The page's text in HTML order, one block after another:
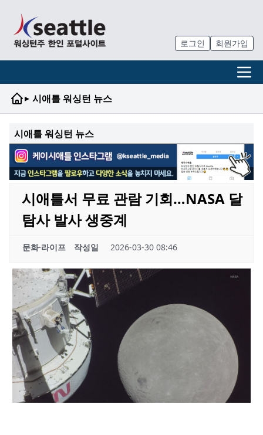
로그인 회원가입
▸ 시애틀 워싱턴 뉴스
시애틀 워싱턴 뉴스
시애틀서 무료 관람 기회…NASA 달
탐사 발사 생중계
문화·라이프 작성일 2026-03-30 08:46